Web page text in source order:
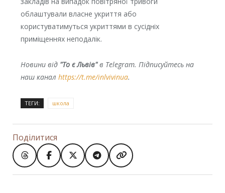
облаштували власне укриття або
користуватимуться укриттями в сусідніх
приміщеннях неподалік.
Новини від "То є Львів"в Telegram. Підписуйтесь на
наш канал https://t.me/inlvivinua.
ТЕГИ: школа
Поділитися